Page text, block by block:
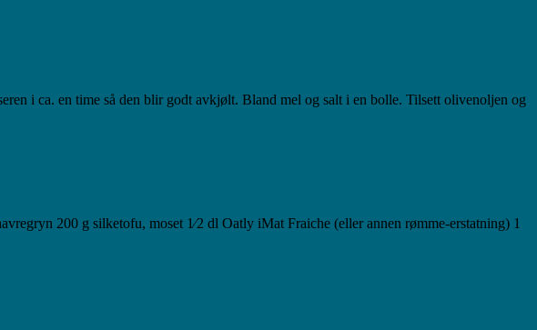
i ca. en time så den blir godt avkjølt. Bland mel og salt i en bolle. Tilsett olivenoljen og
200 g silketofu, moset 1⁄2 dl Oatly iMat Fraiche (eller annen rømme-erstatning) 1